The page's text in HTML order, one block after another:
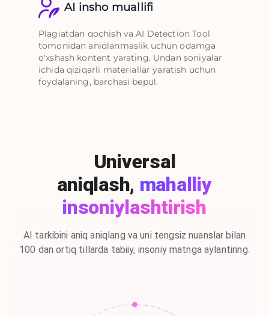
AI insho muallifi
Plagiatdan qochish va AI Detection Tool
tomonidan aniqlanmaslik uchun odamga
o'xshash kontent yarating. Undan soniyalar
ichida qiziqarli materiallar yaratish uchun
foydalaning, barchasi bepul.
Universal
aniqlash, mahalliy
insoniylashtirish
AI tarkibini aniq aniqlang va uni tengsiz nuanslar bilan
100 dan ortiq tillarda tabiiy, insoniy matnga aylantiring.